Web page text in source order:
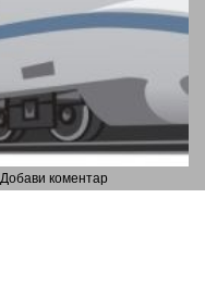
Добави коментар